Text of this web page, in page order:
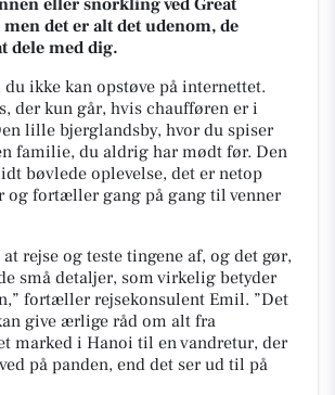
eller snorkling ved Great
det er alt det udenom, de
dele med dig.
du ikke kan opstøve på internettet.
der kun går, hvis chaufføren er i
lille bjerglandsby, hvor du spiser
familie, du aldrig har mødt før. Den
bøvlede oplevelse, det er netop
og fortæller gang på gang til venner
rejse og teste tingene af, og det gør,
små detaljer, som virkelig betyder
fortæller rejsekonsulent Emil. ”Det
give ærlige råd om alt fra
marked i Hanoi til en vandretur, der
på panden, end det ser ud til på